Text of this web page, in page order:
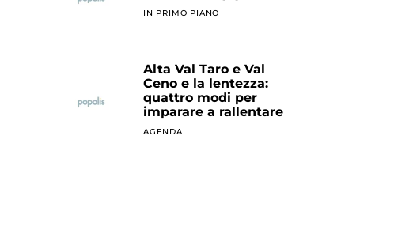
IN PRIMO PIANO
Alta Val Taro e Val
Ceno e la lentezza:
quattro modi per
imparare a rallentare
AGENDA